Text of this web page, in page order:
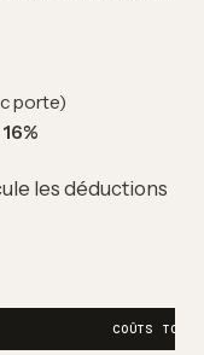
porte)
16%
les déductions
COÛTS